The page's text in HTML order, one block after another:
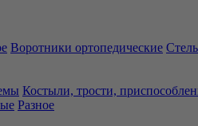
Воротники ортопедические
Костыли, трости,
Разное